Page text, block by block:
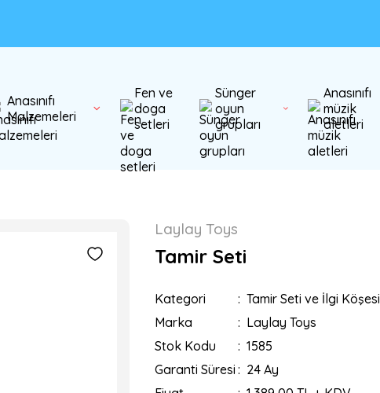
Anasınıfı
Malzemeleri
Fen ve
doga
setleri
Sünger
oyun
grupları
Anasınıfı
müzik
aletleri
Laylay Toys
Tamir Seti
Kategori
Tamir Seti ve İlgi Köşesi
Marka
Laylay Toys
Stok Kodu
1585
Garanti Süresi
24 Ay